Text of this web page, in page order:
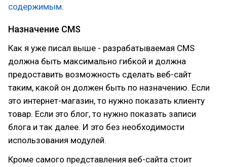
содержимым.
Назначение CMS
Как я уже писал выше - разрабатываемая CMS
должна быть максимально гибкой и должна
предоставить возможность сделать веб-сайт
таким, какой он должен быть по назначению. Если
это интернет-магазин, то нужно показать клиенту
товар. Если это блог, то нужно показать записи
блога и так далее. И это без необходимости
использования модулей.
Кроме самого представления веб-сайта стоит